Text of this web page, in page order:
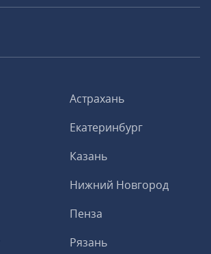
Астрахань
Екатеринбург
Казань
Нижний Новгород
Пенза
Рязань